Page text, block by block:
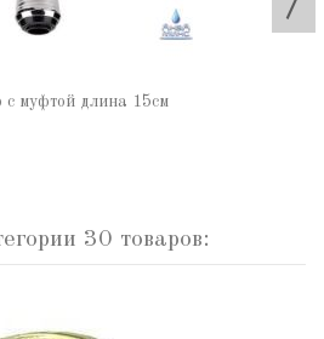
с муфтой длина 15см
30 товаров: